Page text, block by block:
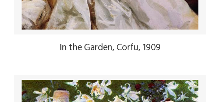
In the Garden, Corfu, 1909